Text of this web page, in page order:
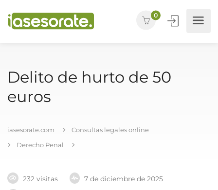
0
Delito de hurto de 50
euros
iasesorate.com
Consultas legales online
Derecho Penal
232 visitas
7 de diciembre de 2025